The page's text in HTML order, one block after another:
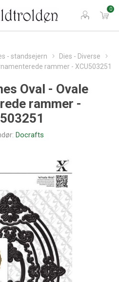
0
- standsejern
Dies - Diverse
rammer - XCU503251
Oval - Ovale
rammer -
Docrafts